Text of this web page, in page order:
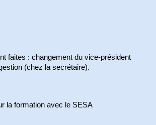
faites : changement du vice-président
(chez la secrétaire).
la formation avec le SESA